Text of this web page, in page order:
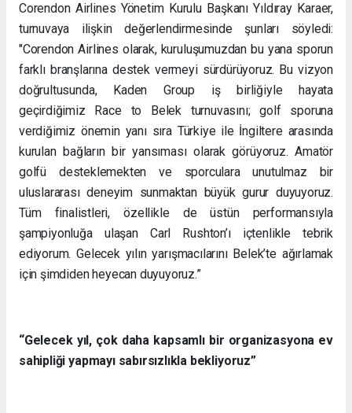
Corendon Airlines Yönetim Kurulu Başkanı Yıldıray Karaer,
turnuvaya ilişkin değerlendirmesinde şunları söyledi:
"Corendon Airlines olarak, kuruluşumuzdan bu yana sporun
farklı branşlarına destek vermeyi sürdürüyoruz. Bu vizyon
doğrultusunda, Kaden Group iş birliğiyle hayata
geçirdiğimiz Race to Belek turnuvasını; golf sporuna
verdiğimiz önemin yanı sıra Türkiye ile İngiltere arasında
kurulan bağların bir yansıması olarak görüyoruz. Amatör
golfü desteklemekten ve sporculara unutulmaz bir
uluslararası deneyim sunmaktan büyük gurur duyuyoruz.
Tüm finalistleri, özellikle de üstün performansıyla
şampiyonluğa ulaşan Carl Rushton’ı içtenlikle tebrik
ediyorum. Gelecek yılın yarışmacılarını Belek’te ağırlamak
için şimdiden heyecan duyuyoruz.”
“Gelecek yıl, çok daha kapsamlı bir organizasyona ev
sahipliği yapmayı sabırsızlıkla bekliyoruz”